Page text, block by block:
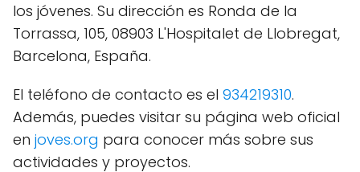
los jóvenes. Su dirección es Ronda de la
Torrassa, 105, 08903 L'Hospitalet de Llobregat,
Barcelona, España.
El teléfono de contacto es el 934219310.
Además, puedes visitar su página web oficial
en joves.org para conocer más sobre sus
actividades y proyectos.